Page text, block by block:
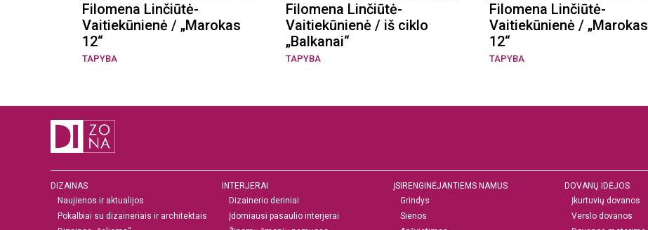
Filomena Linčiūtė-
Vaitiekūnienė / „Marokas
12“
TAPYBA
Filomena Linčiūtė-
Vaitiekūnienė / iš ciklo
„Balkanai“
TAPYBA
Filomena Linčiūtė-
Vaitiekūnienė / „Marokas
12“
TAPYBA
DIZAINAS
Naujienos ir aktualijos
Pokalbiai su dizaineriais ir architektais
INTERJERAI
Dizainerio deriniai
Įdomiausi pasaulio interjerai
ĮSIRENGINĖJANTIEMS NAMUS
Grindys
Sienos
DOVANŲ IDĖJOS
Įkurtuvių dovanos
Verslo dovanos